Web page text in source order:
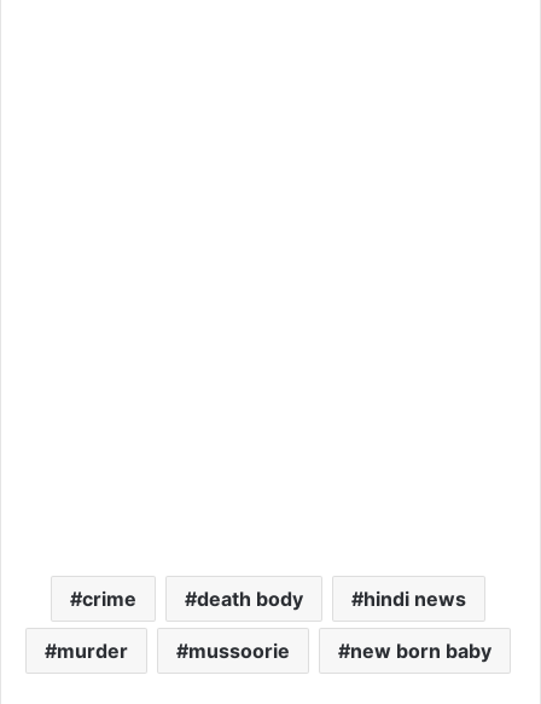
crime death body hindi news
murder mussoorie new born baby